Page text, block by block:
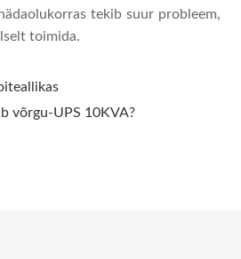
tekib suur probleem,
toimida.
võrgu-UPS 10KVA?